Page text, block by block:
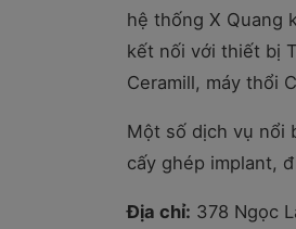
hệ thống X Quang
kết nối với thiết bị
Ceramill, máy thổi
Một số dịch vụ nổi
cấy ghép implant,
Địa chỉ: 378 Ngọc